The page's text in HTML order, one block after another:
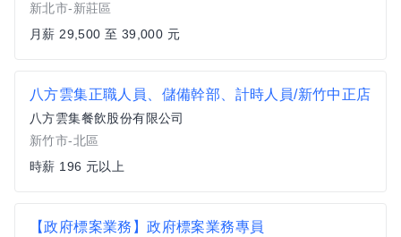
新北市-新莊區
月薪 29,500 至 39,000 元
八方雲集正職人員、儲備幹部、計時人員/新竹中正店
八方雲集餐飲股份有限公司
新竹市-北區
時薪 196 元以上
【政府標案業務】政府標案業務專員